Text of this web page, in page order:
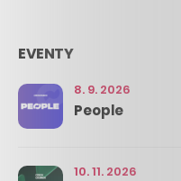
EVENTY
8. 9. 2026
People
10. 11. 2026